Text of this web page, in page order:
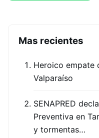
Mas recientes
Heroico empate
Valparaíso
SENAPRED
Preventiva en
y tormentas…